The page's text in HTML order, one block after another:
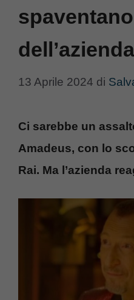
dell’azienda
13 Aprile 2024 di
Ci sarebbe un
Amadeus, con lo
Rai. Ma l’azienda